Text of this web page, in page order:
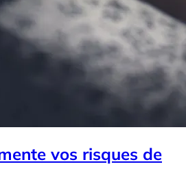
vos risques de